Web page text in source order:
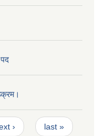
› last »